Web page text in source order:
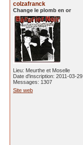
colzafranck
Change le plomb en or
Lieu: Meurthe et Moselle
Date d'inscription: 2011-03-29
Messages: 1307
Site web